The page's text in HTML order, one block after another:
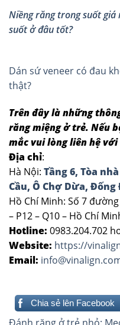
Niềng răng trong suốt giá
suốt ở đâu tốt?
Dán sứ veneer có đau
thật?
Trên đây là những
răng miệng ở trẻ. Nếu
mắc vui lòng liên hệ
Địa chỉ:
Hà Nội: Tầng 6, Tòa
Cầu, Ô Chợ Dừa, Đống
Hồ Chí Minh: Số 7
– P12 – Q10 – Hồ Chí
Hotline: 0983.204.702
Website: https://
Email:
Chia sẻ lên Facebook